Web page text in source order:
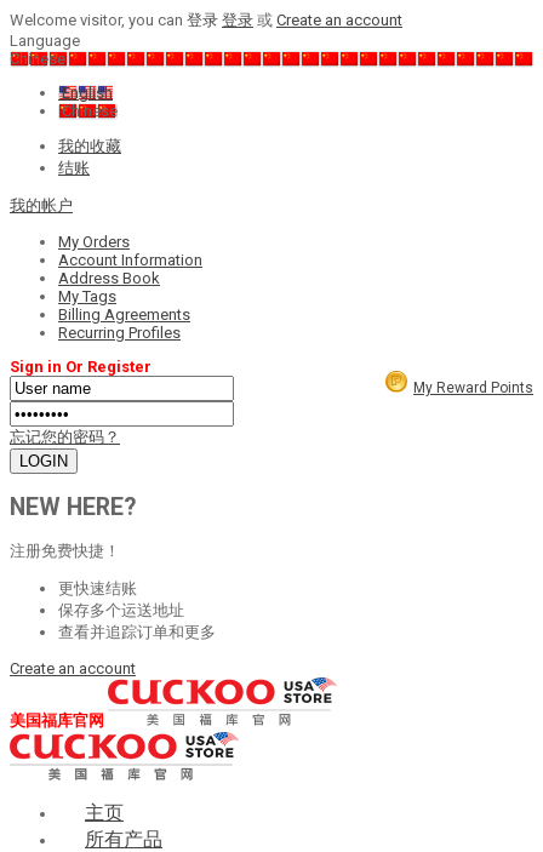
Welcome visitor, you can 登录 登录 或 Create an account
Language
Chinese
English
Chinese
我的收藏
结账
我的帐户
My Orders
Account Information
Address Book
My Tags
Billing Agreements
Recurring Profiles
My Reward Points
Sign in Or Register
忘记您的密码？
NEW HERE?
注册免费快捷！
更快速结账
保存多个运送地址
查看并追踪订单和更多
Create an account
美国福库官网
主页
所有产品